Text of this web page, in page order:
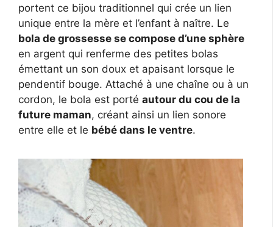
portent ce bijou traditionnel qui crée un lien
unique entre la mère et l’enfant à naître. Le
bola de grossesse se compose d’une sphère
en argent qui renferme des petites bolas
émettant un son doux et apaisant lorsque le
pendentif bouge. Attaché à une chaîne ou à un
cordon, le bola est porté autour du cou de la
future maman, créant ainsi un lien sonore
entre elle et le bébé dans le ventre.